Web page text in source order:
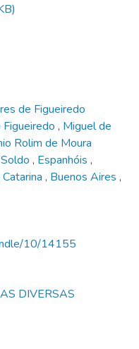
de Figueiredo
, Miguel de
Rolim de Moura
Soldo , Espanhóis ,
, Buenos Aires ,
10/14155
DIVERSAS